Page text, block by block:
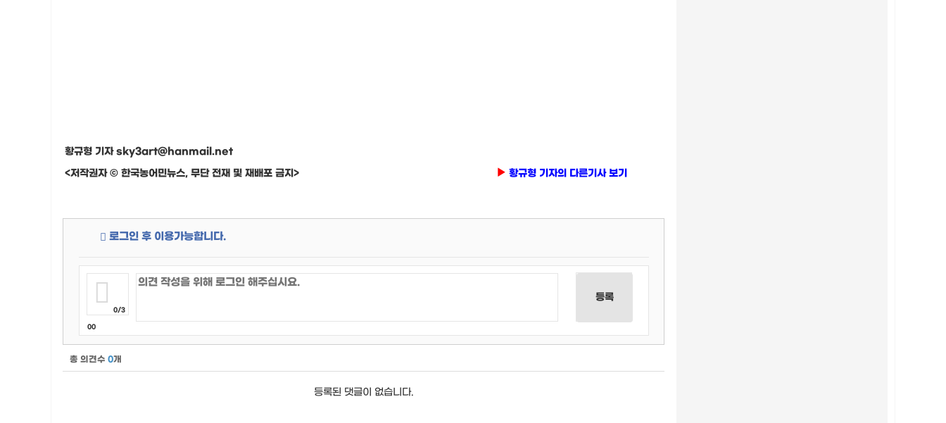
황규형 기자 sky3art@hanmail.net
<저작권자 © 한국농어민뉴스, 무단 전재 및 재배포 금지>
황규형 기자의 다른기사 보기
로그인 후 이용가능합니다.
0/3
00
등록
총 의견수 0개
등록된 댓글이 없습니다.